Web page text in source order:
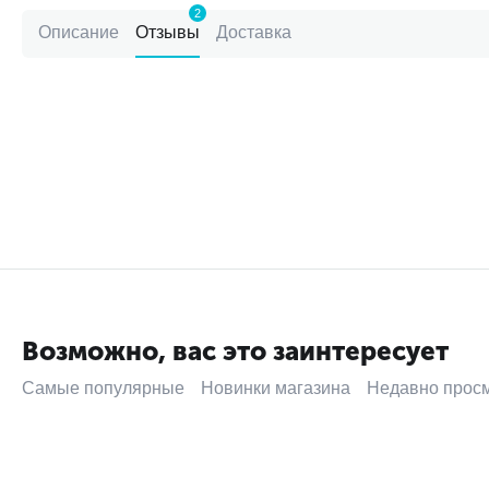
Описание Отзывы
2
Доставка
Возможно, вас это заинтересует
Самые популярные Новинки магазина Недавно